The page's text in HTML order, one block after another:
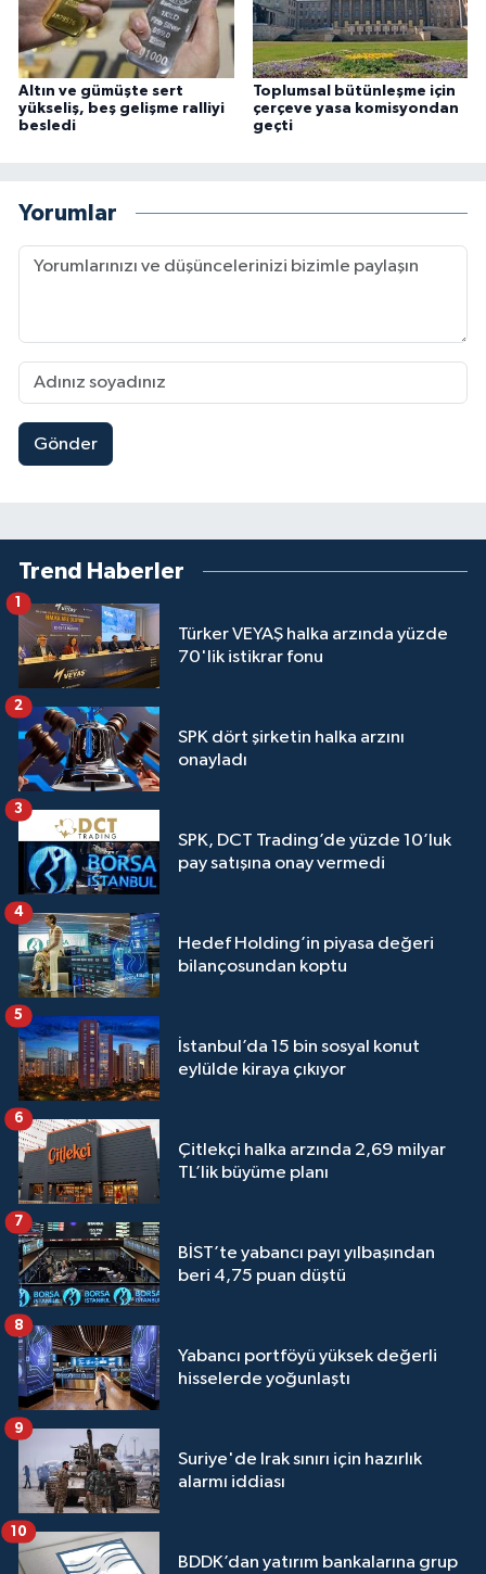
Altın ve gümüşte sert
yükseliş, beş gelişme ralliyi
besledi
Toplumsal bütünleşme için
çerçeve yasa komisyondan
geçti
Yorumlar
Gönder
Trend Haberler
Türker VEYAŞ halka arzında yüzde
70'lik istikrar fonu
SPK dört şirketin halka arzını
onayladı
2
SPK, DCT Trading’de yüzde 10’luk
pay satışına onay vermedi
3
Hedef Holding’in piyasa değeri
bilançosundan koptu
4
İstanbul’da 15 bin sosyal konut
eylülde kiraya çıkıyor
5
Çitlekçi halka arzında 2,69 milyar
TL’lik büyüme planı
6
BİST’te yabancı payı yılbaşından
beri 4,75 puan düştü
7
Yabancı portföyü yüksek değerli
hisselerde yoğunlaştı
8
Suriye'de Irak sınırı için hazırlık
alarmı iddiası
9
BDDK’dan yatırım bankalarına grup
10